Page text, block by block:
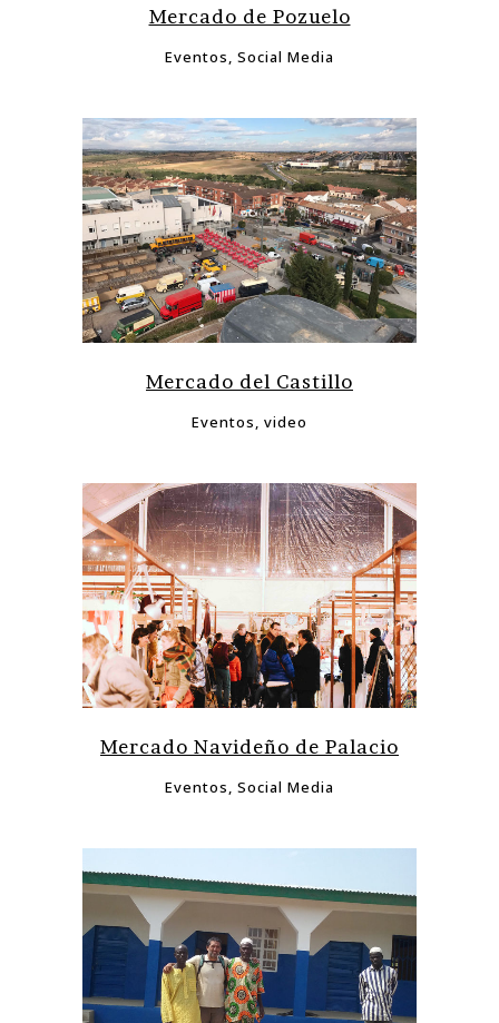
Mercado de Pozuelo
Eventos, Social Media
Mercado del Castillo
Eventos, video
Mercado Navideño de Palacio
Eventos, Social Media